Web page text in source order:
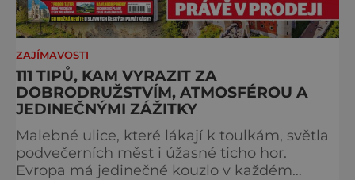
ZAJÍMAVOSTI
111 TIPŮ, KAM VYRAZIT ZA
DOBRODRUŽSTVÍM, ATMOSFÉROU A
JEDINEČNÝMI ZÁŽITKY
Malebné ulice, které lákají k toulkám, světla
podvečerních měst i úžasné ticho hor.
Evropa má jedinečné kouzlo v každém